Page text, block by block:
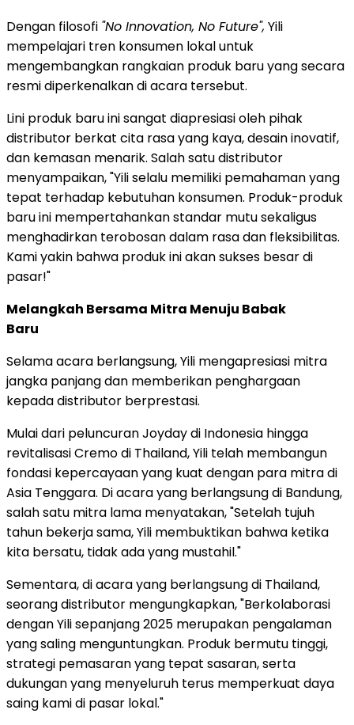
Dengan filosofi "No Innovation, No Future", Yili
mempelajari tren konsumen lokal untuk
mengembangkan rangkaian produk baru yang secara
resmi diperkenalkan di acara tersebut.
Lini produk baru ini sangat diapresiasi oleh pihak
distributor berkat cita rasa yang kaya, desain inovatif,
dan kemasan menarik. Salah satu distributor
menyampaikan, "Yili selalu memiliki pemahaman yang
tepat terhadap kebutuhan konsumen. Produk-produk
baru ini mempertahankan standar mutu sekaligus
menghadirkan terobosan dalam rasa dan fleksibilitas.
Kami yakin bahwa produk ini akan sukses besar di
pasar!"
Melangkah Bersama Mitra Menuju Babak
Baru
Selama acara berlangsung, Yili mengapresiasi mitra
jangka panjang dan memberikan penghargaan
kepada distributor berprestasi.
Mulai dari peluncuran Joyday di Indonesia hingga
revitalisasi Cremo di Thailand, Yili telah membangun
fondasi kepercayaan yang kuat dengan para mitra di
Asia Tenggara. Di acara yang berlangsung di Bandung,
salah satu mitra lama menyatakan, "Setelah tujuh
tahun bekerja sama, Yili membuktikan bahwa ketika
kita bersatu, tidak ada yang mustahil."
Sementara, di acara yang berlangsung di Thailand,
seorang distributor mengungkapkan, "Berkolaborasi
dengan Yili sepanjang 2025 merupakan pengalaman
yang saling menguntungkan. Produk bermutu tinggi,
strategi pemasaran yang tepat sasaran, serta
dukungan yang menyeluruh terus memperkuat daya
saing kami di pasar lokal."